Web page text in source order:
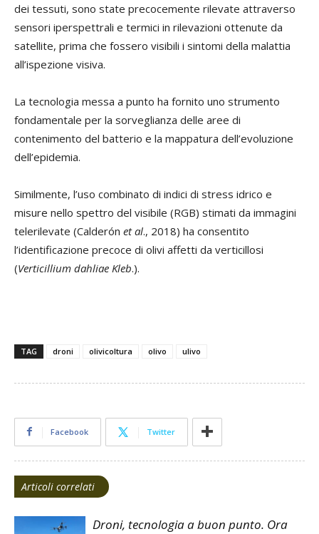
dei tessuti, sono state precocemente rilevate attraverso
sensori iperspettrali e termici in rilevazioni ottenute da
satellite, prima che fossero visibili i sintomi della malattia
all’ispezione visiva.
La tecnologia messa a punto ha fornito uno strumento
fondamentale per la sorveglianza delle aree di
contenimento del batterio e la mappatura dell’evoluzione
dell’epidemia.
Similmente, l’uso combinato di indici di stress idrico e
misure nello spettro del visibile (RGB) stimati da immagini
telerilevate (Calderón et al., 2018) ha consentito
l’identificazione precoce di olivi affetti da verticillosi
(Verticillium dahliae Kleb.).
TAG droni olivicoltura olivo ulivo
Facebook Twitter
Articoli correlati
Droni, tecnologia a buon punto. Ora